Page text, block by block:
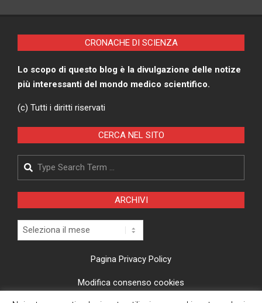
CRONACHE DI SCIENZA
Lo scopo di questo blog è la divulgazione delle notize
più interessanti del mondo medico scientifico.
(c) Tutti i diritti riservati
CERCA NEL SITO
Search
ARCHIVI
Archivi
Pagina Privacy Policy
Modifica consenso cookies